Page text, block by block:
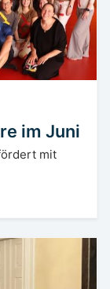
im Juni
mit